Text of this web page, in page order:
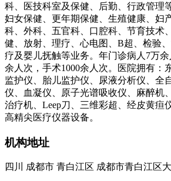
科、医技科室及保健、后勤、行政管理
妇女保健、更年期保健、生殖健康、妇
科、外科、五官科、口腔科、节育技术
健、放射、理疗、心电图、B超、检验
疗及婴儿抚触等业务。年门诊病人7万
余人次，手术1000余人次。医院拥有：
监护仪、胎儿监护仪、尿液分析仪、全
仪、血凝仪、原子光谱吸收仪、麻醉机
治疗机、Leep刀、三维彩超、经皮黄疸
高精尖医疗仪器设备。
机构地址
四川 成都市 青白江区 成都市青白江区